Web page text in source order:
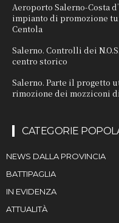
Aeroporto Salerno-Costa
impianto di promozione
Centola
Salerno. Controlli dei
centro storico
Salerno. Parte il progetto
rimozione dei mozziconi
CATEGORIE
NEWS DALLA PROVINCIA
BATTIPAGLIA
IN EVIDENZA
ATTUALITÀ